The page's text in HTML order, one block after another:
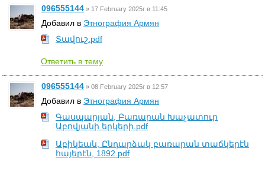
096555144 » 17 February 2025г в 11:45
Добавил в Этнография Армян
Տավուշ.pdf
Ответить в тему
096555144 » 08 February 2025г в 12:57
Добавил в Этнография Армян
Գասպարյան, Բառարան Խաչատուր
Աբովյանի երկերի.pdf
Աբիկեան, Ընդարձակ բառարան տաճկերէն
հայերէն, 1892.pdf